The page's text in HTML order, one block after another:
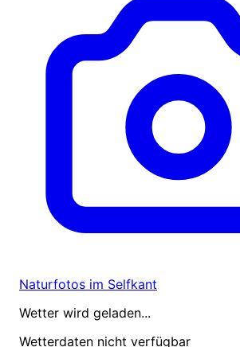
Naturfotos im Selfkant
Wetter wird geladen...
Wetterdaten nicht verfügbar